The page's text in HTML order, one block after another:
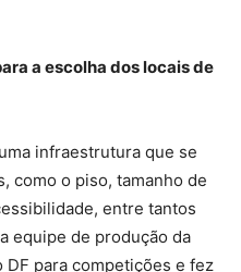
a escolha dos locais de
infraestrutura que se
como o piso, tamanho de
entre tantos
equipe de produção da
DF para competições e fez